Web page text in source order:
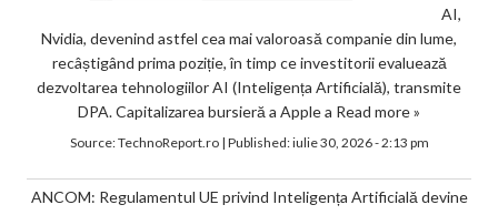
AI,
Nvidia, devenind astfel cea mai valoroasă companie din lume,
recâștigând prima poziție, în timp ce investitorii evaluează
dezvoltarea tehnologiilor AI (Inteligența Artificială), transmite
DPA. Capitalizarea bursieră a Apple a Read more »
Source:TechnoReport.ro| Published:iulie 30, 2026 - 2:13 pm
ANCOM: Regulamentul UE privind Inteligența Artificială devine